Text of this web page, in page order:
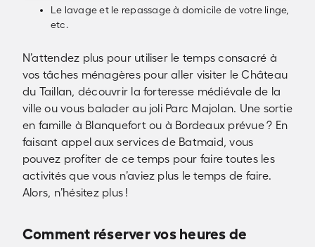
Le lavage et le repassage à domicile de votre linge,
etc.
N’attendez plus pour utiliser le temps consacré à
vos tâches ménagères pour aller visiter le Château
du Taillan, découvrir la forteresse médiévale de la
ville ou vous balader au joli Parc Majolan. Une sortie
en famille à Blanquefort ou à Bordeaux prévue ? En
faisant appel aux services de Batmaid, vous
pouvez profiter de ce temps pour faire toutes les
activités que vous n’aviez plus le temps de faire.
Alors, n’hésitez plus !
Comment réserver vos heures de